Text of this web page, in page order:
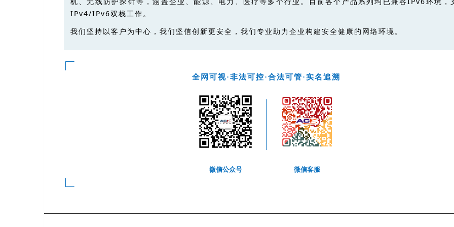
IPv4/IPv6双栈工作。
我们坚持以客户为中心，我们坚信创新更安全，我们专业助力企业构建安全健康的网络环境。
全网可视·非法可控·合法可管·实名追溯
微信公众号 微信客服